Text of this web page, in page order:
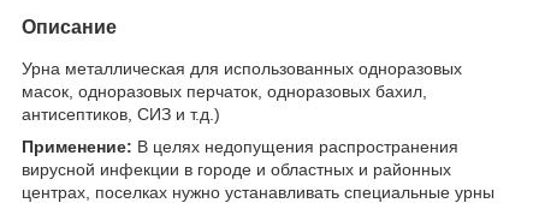
Описание
Урна металлическая для использованных одноразовых
масок, одноразовых перчаток, одноразовых бахил,
антисептиков, СИЗ и т.д.)
Применение: В целях недопущения распространения
вирусной инфекции в городе и областных и районных
центрах, поселках нужно устанавливать специальные урны